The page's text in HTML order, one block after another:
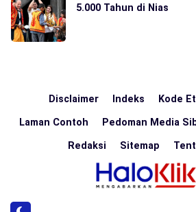
5.000 Tahun di Nias
Disclaimer Indeks Kode
Laman Contoh Pedoman Media
Redaksi Sitemap